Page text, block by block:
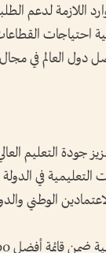
اللازمة لدعم
دول العالم في
جودة التعليم
المؤسسات التعليمية
الوطني والدولي